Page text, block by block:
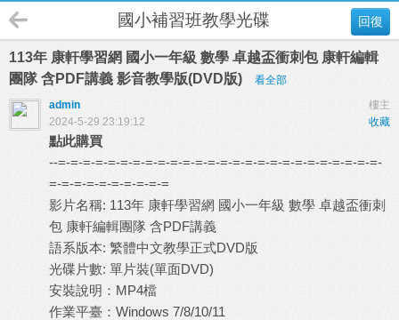
回復
國小補習班教學光碟
113年 康軒學習網 國小一年級 數學 卓越盃衝刺包 康軒編輯
團隊 含PDF講義 影音教學版(DVD版)
看全部
樓主
admin
收藏
2024-5-29 23:19:12
點此購買
--=-=-=-=-=-=-=-=-=-=-=-=-=-=-=-=-=-=-=-=-=-=-=-=-=-=-
=-=-=-=-=-=-=-=-=-=
影片名稱: 113年 康軒學習網 國小一年級 數學 卓越盃衝刺
包 康軒編輯團隊 含PDF講義
語系版本: 繁體中文教學正式DVD版
光碟片數: 單片裝(單面DVD)
安裝說明：MP4檔
作業平臺：Windows 7/8/10/11